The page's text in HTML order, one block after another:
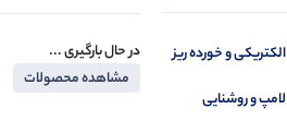
الکتریکی و خورده ریز
لامپ و روشنایی
در حال بارگیری ...
مشاهده محصولات